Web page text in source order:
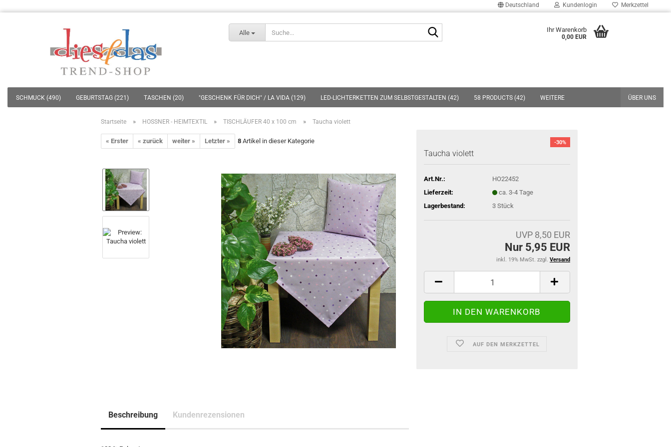
Deutschland Kundenlogin
Passwort vergessen?
Merkzettel
Alle Ihr Warenkorb
0,00 EUR
SCHMUCK (490) GEBURTSTAG (221) TASCHEN (20) "GESCHENK FÜR DICH" / LA VIDA (129) LED-LICHTERKETTEN ZUM SELBSTGESTALTEN (42) 58 PRODUCTS (42) ÜBER UNS
WEITERE
Startseite » HOSSNER - HEIMTEXTIL » TISCHLÄUFER 40 x 100 cm » Taucha violett
« Erster « zurück weiter » Letzter » 8 Artikel in dieser Kategorie -30%
Taucha violett
Art.Nr.:
HO22452
Lieferzeit:
ca. 3-4 Tage
Lagerbestand:
3 Stück
UVP 8,50 EUR
Nur 5,95 EUR
inkl. 19% MwSt. zzgl. Versand
AUF DEN MERKZETTEL
Beschreibung Kundenrezensionen